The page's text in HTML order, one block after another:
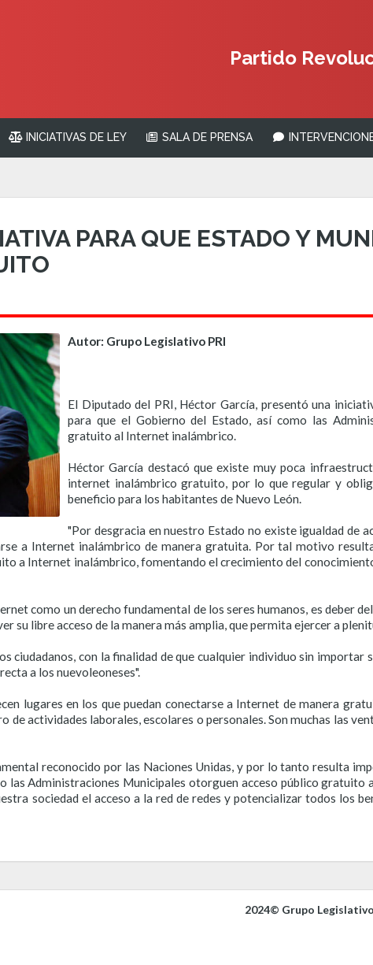
Partido
INICIATIVAS DE LEY SALA DE PRENSA
PARA QUE ESTADO Y
Autor: Grupo Legislativo PRI
El Diputado del PRI, Héctor García, presentó una
para que el Gobierno del Estado, así como las
gratuito al Internet inalámbrico.
Héctor García destacó que existe muy poca
internet inalámbrico gratuito, por lo que regular y
beneficio para los habitantes de Nuevo León.
"Por desgracia en nuestro Estado no existe igualdad de
a Internet inalámbrico de manera gratuita. Por tal motivo
a Internet inalámbrico, fomentando el crecimiento del
como un derecho fundamental de los seres humanos, es deber
su libre acceso de la manera más amplia, que permita ejercer a
ciudadanos, con la finalidad de que cualquier individuo sin importar
a los nuevoleoneses".
lugares en los que puedan conectarse a Internet de manera
de actividades laborales, escolares o personales. Son muchas las
reconocido por las Naciones Unidas, y por lo tanto resulta
las Administraciones Municipales otorguen acceso público
sociedad el acceso a la red de redes y potencializar todos los
2024© Grupo